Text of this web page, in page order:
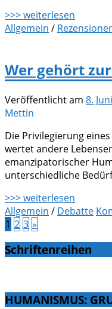
>>> weiterlesen
Allgemein /
Wer gehört
Veröffentlicht am 8.
Mettin
Die Privilegierung
wertet andere
emanzipatorischer
unterschiedliche
>>> weiterlesen
Allgemein / Debatte
1 2 3 »
Schriftenreihen
HUMANISMUS: